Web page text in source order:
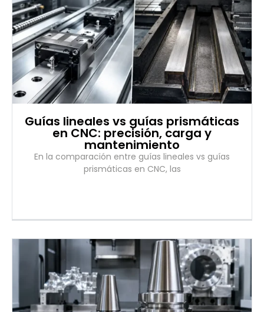
Guías lineales vs guías prismáticas
en CNC: precisión, carga y
mantenimiento
En la comparación entre guías lineales vs guías
prismáticas en CNC, las